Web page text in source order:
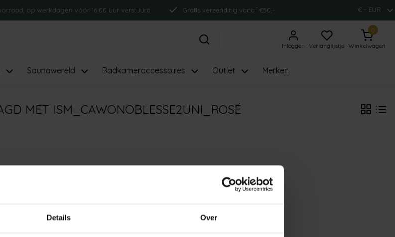
Details Over
op werkdagen vóór 16:00 uur verstuurd. Gratis verzending vanaf €50,- € - EUR
Inloggen Verlanglijstje
0
Winkelwagen
Saunawereld Badkameraccessoires Outlet Merken
MET ISM_CAWONOBLESSE2UNI_ROSÉ